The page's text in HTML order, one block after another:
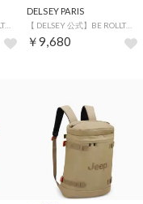
DELSEY PARIS
【 DELSEY 公式】BE ROLLTOP BACKPACK ビーロールトップ バックパック 約22L A4 PC ロールアップ開閉 キャリーオン （PURPLE）
￥9,680